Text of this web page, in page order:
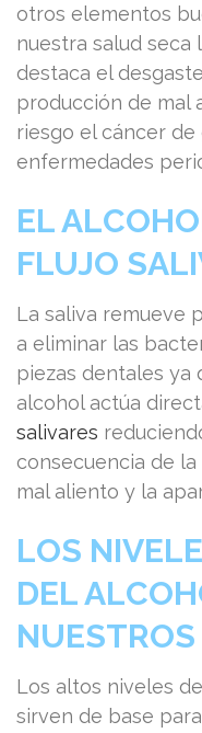
otros elementos
nuestra salud seca
destaca el
producción de mal
riesgo el cáncer
enfermedades
EL
FLUJO
La saliva remueve
a eliminar las
piezas dentales ya
alcohol actúa
salivares
consecuencia de
mal aliento y la
LOS
DEL
Los altos niveles
sirven de base